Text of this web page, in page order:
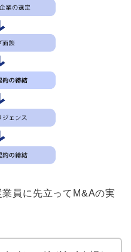
員に先立ってM&Aの実